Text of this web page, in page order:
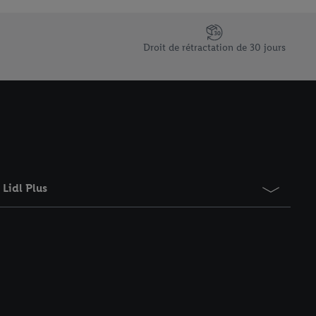
Droit de rétractation de 30 jours
Lidl Plus
à tout moment